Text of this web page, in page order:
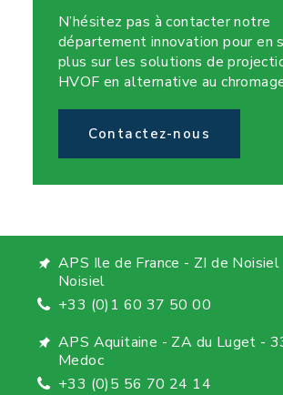
N’hésitez pas à contacter notre
département innovation pour en
plus sur les solutions de
HVOF en alternative au
Contactez-nous
APS Ile de France - ZI de
Noisiel
+33 (0)1 60 37 50 00
APS Aquitaine - ZA du Luget -
Medoc
+33 (0)5 56 70 24 14